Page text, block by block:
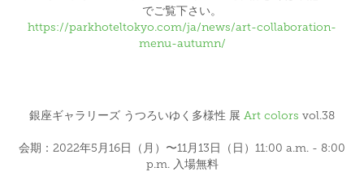
でご覧下さい。
https://parkhoteltokyo.com/ja/news/art-collaboration-
menu-autumn/
銀座ギャラリーズ うつろいゆく多様性 展 Art colors vol.38
会期：2022年5月16日（月）〜11月13日（日）11:00 a.m. - 8:00
p.m. 入場無料